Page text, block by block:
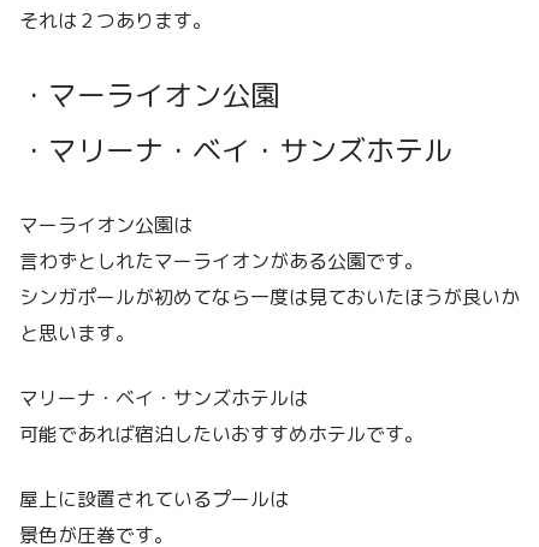
それは２つあります。
・マーライオン公園
・マリーナ・ベイ・サンズホテル
マーライオン公園は
言わずとしれたマーライオンがある公園です。
シンガポールが初めてなら一度は見ておいたほうが良いか
と思います。
マリーナ・ベイ・サンズホテルは
可能であれば宿泊したいおすすめホテルです。
屋上に設置されているプールは
景色が圧巻です。